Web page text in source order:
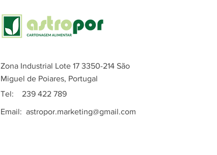
Zona Industrial Lote 17 3350-214 São
Miguel de Poiares, Portugal
Tel: 239 422 789
Email: astropor.marketing@gmail.com